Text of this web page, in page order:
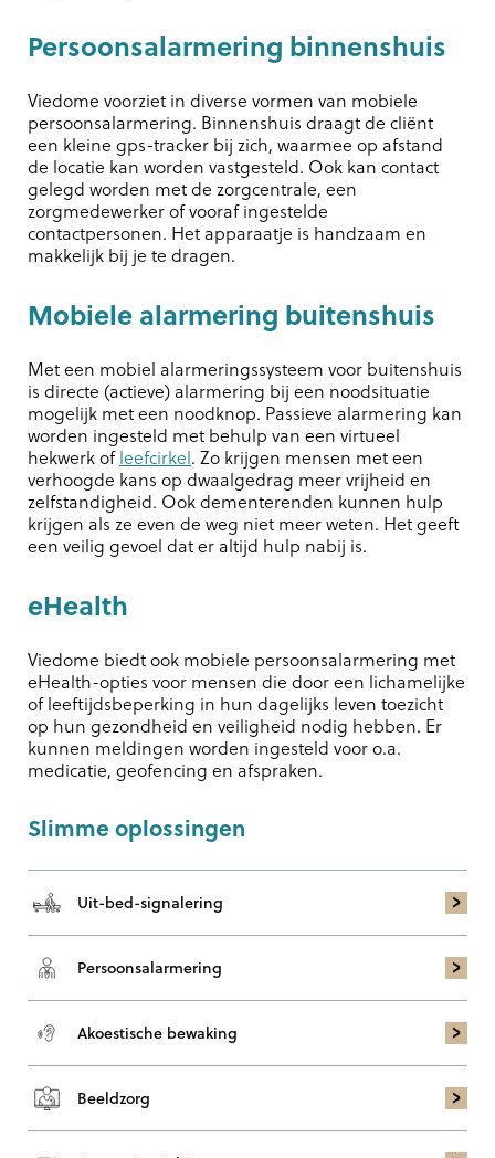
Persoonsalarmering binnenshuis
Viedome voorziet in diverse vormen van mobiele
persoonsalarmering. Binnenshuis draagt de cliënt
een kleine gps-tracker bij zich, waarmee op afstand
de locatie kan worden vastgesteld. Ook kan contact
gelegd worden met de zorgcentrale, een
zorgmedewerker of vooraf ingestelde
contactpersonen. Het apparaatje is handzaam en
makkelijk bij je te dragen.
Mobiele alarmering buitenshuis
Met een mobiel alarmeringssysteem voor buitenshuis
is directe (actieve) alarmering bij een noodsituatie
mogelijk met een noodknop. Passieve alarmering kan
worden ingesteld met behulp van een virtueel
hekwerk ofleefcirkel. Zo krijgen mensen met een
verhoogde kans op dwaalgedrag meer vrijheid en
zelfstandigheid. Ook dementerenden kunnen hulp
krijgen als ze even de weg niet meer weten. Het geeft
een veilig gevoel dat er altijd hulp nabij is.
eHealth
Viedome biedt ook mobiele persoonsalarmering met
eHealth-opties voor mensen die door een lichamelijke
of leeftijdsbeperking in hun dagelijks leven toezicht
op hun gezondheid en veiligheid nodig hebben. Er
kunnen meldingen worden ingesteld voor o.a.
medicatie, geofencing en afspraken.
Slimme oplossingen
Uit-bed-signalering
Persoons­alarmering
Akoestische bewaking
Beeldzorg